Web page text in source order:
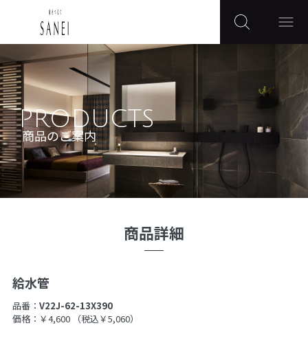
PRODUCTS
商品のご案内
商品詳細
給水管
品番： V22J-62-13X390
価格：￥4,600
（税込￥5,060）